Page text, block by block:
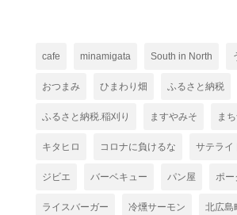
cafe minamigata South in North
おつまみ ひまわり畑 ふるさと納税
ふるさと納税.稲刈り ますやみそ ま
キタヒロ コロナに負けるな サテライ
ジビエ バーベキュー パン屋 ポー
ライスバーガー 冷燻サーモン 北広島